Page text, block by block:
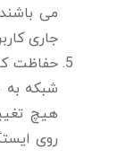
می
جاری
حفاظت
شبکه به
هیچ
روی